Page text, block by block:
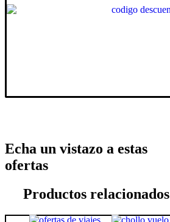
Echa un vistazo a estas
ofertas
Productos relacionados